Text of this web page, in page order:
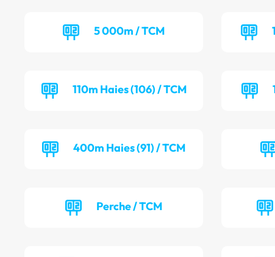
5 000m / TCM
110m Haies (106) / TCM
400m Haies (91) / TCM
Perche / TCM